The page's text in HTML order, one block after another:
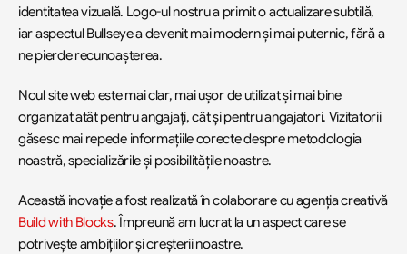
identitatea vizuală. Logo-ul nostru a primit o actualizare subtilă,
iar aspectul Bullseye a devenit mai modern și mai puternic, fără a
ne pierde recunoașterea.
Noul site web este mai clar, mai ușor de utilizat și mai bine
organizat atât pentru angajați, cât și pentru angajatori. Vizitatorii
găsesc mai repede informațiile corecte despre metodologia
noastră, specializările și posibilitățile noastre.
Această inovație a fost realizată în colaborare cu agenția creativă
Build with Blocks. Împreună am lucrat la un aspect care se
potrivește ambițiilor și creșterii noastre.